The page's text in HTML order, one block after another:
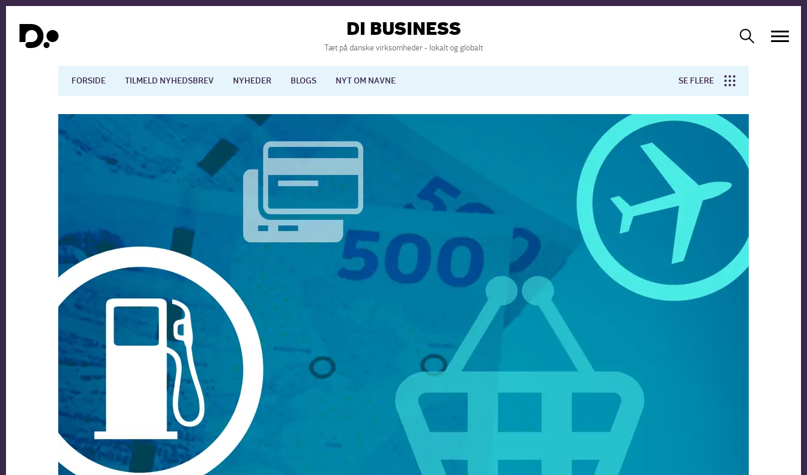
DI BUSINESS
Tæt på danske virksomheder - lokalt og globalt
FORSIDE TILMELD NYHEDSBREV NYHEDER BLOGS NYT OM NAVNE SE FLERE
Dansk økonomi Digitalisering Arbejdsmiljø
Arbejdsmarkedet Uddannelse Forskning